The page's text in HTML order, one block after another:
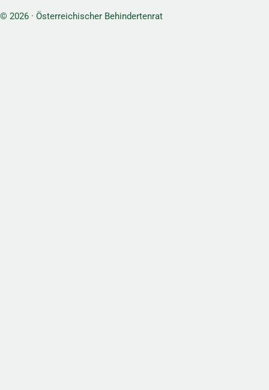
© 2026 · Österreichischer Behindertenrat